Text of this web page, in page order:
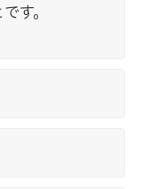
す。